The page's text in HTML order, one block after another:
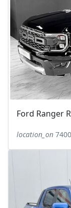
Ford Ranger
location_on